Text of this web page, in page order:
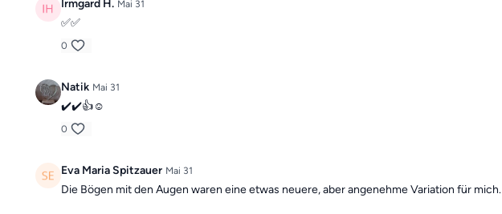
Irmgard H. Mai 31
✅✅
0
Natik Mai 31
✔️✔️👍☺️
0
Eva Maria Spitzauer Mai 31
Die Bögen mit den Augen waren eine etwas neuere, aber angenehme Variation für mich.